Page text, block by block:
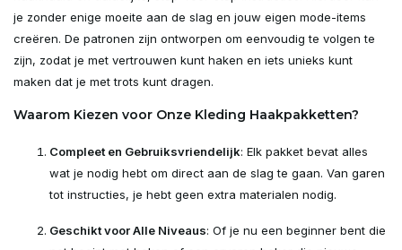
je zonder enige moeite aan de slag en jouw eigen mode-items
creëren. De patronen zijn ontworpen om eenvoudig te volgen te
zijn, zodat je met vertrouwen kunt haken en iets unieks kunt
maken dat je met trots kunt dragen.
Waarom Kiezen voor Onze Kleding Haakpakketten?
Compleet en Gebruiksvriendelijk: Elk pakket bevat alles
wat je nodig hebt om direct aan de slag te gaan. Van garen
tot instructies, je hebt geen extra materialen nodig.
Geschikt voor Alle Niveaus: Of je nu een beginner bent die